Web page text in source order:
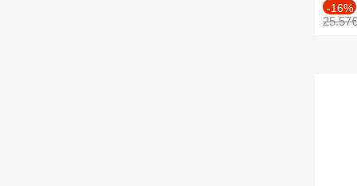
-16%
25.57€